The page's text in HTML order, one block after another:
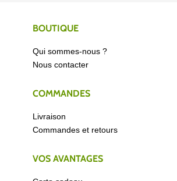
BOUTIQUE
Qui sommes-nous ?
Nous contacter
COMMANDES
Livraison
Commandes et retours
VOS AVANTAGES